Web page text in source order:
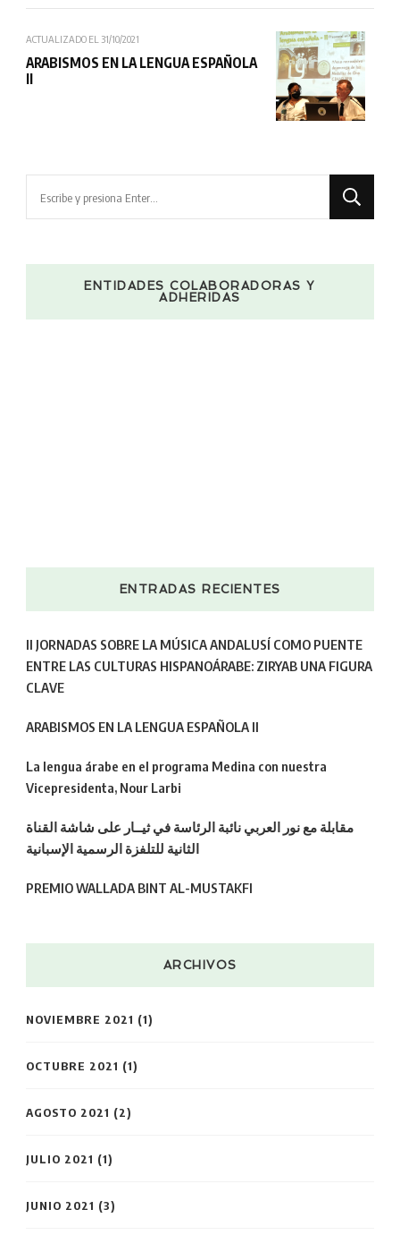
ACTUALIZADO EL 31/10/2021
ARABISMOS EN LA LENGUA ESPAÑOLA
II
ENTIDADES COLABORADORAS Y
ADHERIDAS
ENTRADAS RECIENTES
II JORNADAS SOBRE LA MÚSICA ANDALUSÍ COMO PUENTE
ENTRE LAS CULTURAS HISPANOÁRABE: ZIRYAB UNA FIGURA
CLAVE
ARABISMOS EN LA LENGUA ESPAÑOLA II
La lengua árabe en el programa Medina con nuestra
Vicepresidenta, Nour Larbi
مقابلة مع نور العربي نائبة الرئاسة في ثيــار على شاشة القناة
الثانية للتلفزة الرسمية الإسبانية
PREMIO WALLADA BINT AL-MUSTAKFI
ARCHIVOS
NOVIEMBRE 2021 (1)
OCTUBRE 2021 (1)
AGOSTO 2021 (2)
JULIO 2021 (1)
JUNIO 2021 (3)